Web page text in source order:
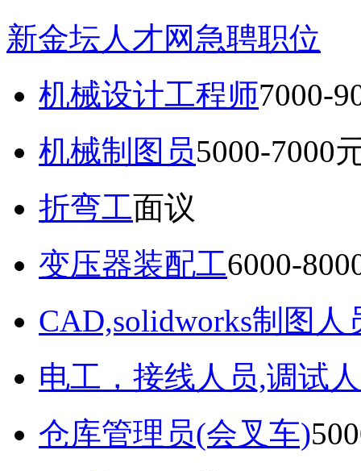
新金坛人才网急聘职位
机械设计工程师7000-
机械制图员5000-7000
折弯工面议
变压器装配工6000-
CAD,solidworks制图人
电工，接线人员,调试
仓库管理员(会叉车)